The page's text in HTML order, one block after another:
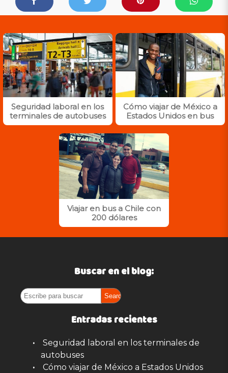
Seguridad laboral en los
terminales de autobuses
Cómo viajar de México a
Estados Unidos en bus
Viajar en bus a Chile con
200 dólares
Buscar en el blog:
Entradas recientes
Seguridad laboral en los terminales de
autobuses
Cómo viajar de México a Estados Unidos